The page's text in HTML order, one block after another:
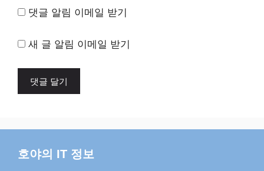
댓글 알림 이메일 받기
새 글 알림 이메일 받기
호야의 IT 정보